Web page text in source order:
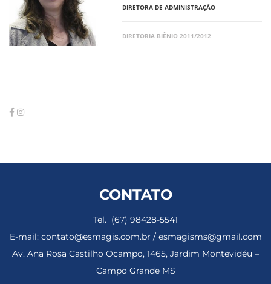
DIRETORA DE ADMINISTRAÇÃO
DIRETORIA BIÊNIO 2011/2012
CONTATO
Tel. (67) 98428-5541
E-mail: contato@esmagis.com.br / esmagisms@gmail.com
Av. Ana Rosa Castilho Ocampo, 1465, Jardim Montevidéu –
Campo Grande MS